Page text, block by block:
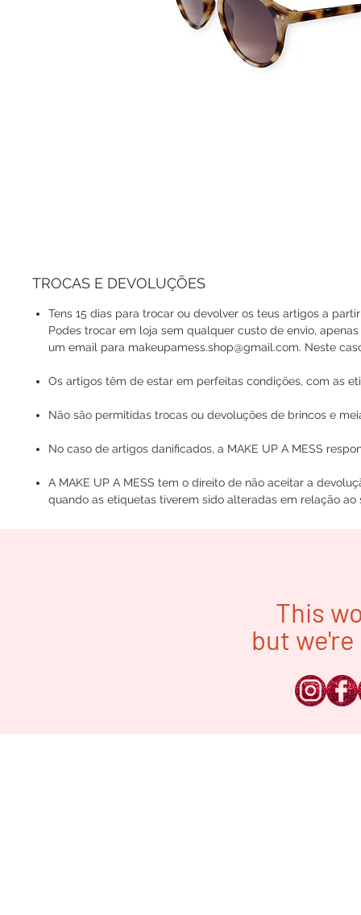
TROCAS E DEVOLUÇÕES
Tens 15 dias para trocar ou devolver os teus artigos a
Podes trocar em loja sem qualquer custo de envio,
um email para makeupamess.shop@gmail.com. Neste
Os artigos têm de estar em perfeitas condições, com as
Não são permitidas trocas ou devoluções de brincos e
No caso de artigos danificados, a MAKE UP A MESS
A MAKE UP A MESS tem o direito de não aceitar a
quando as etiquetas tiverem sido alteradas em relação
This
but